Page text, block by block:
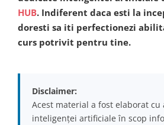
HUB. Indiferent daca esti la
doresti sa iti perfectionezi
curs potrivit pentru tine.
Disclaimer:
Acest material a fost elaborat cu
inteligenței artificiale în scop